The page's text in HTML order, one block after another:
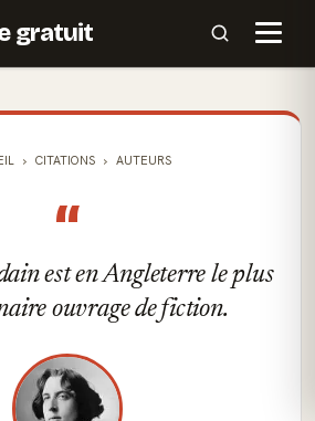
gratuit
CITATIONS AUTEURS
“
est en Angleterre le plus
ouvrage de fiction.